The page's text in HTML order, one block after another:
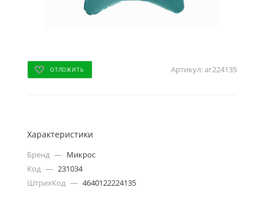
ОТЛОЖИТЬ Артикул:аг224135
Характеристики
Бренд — Микрос
Код — 231034
ШтрихКод — 4640122224135